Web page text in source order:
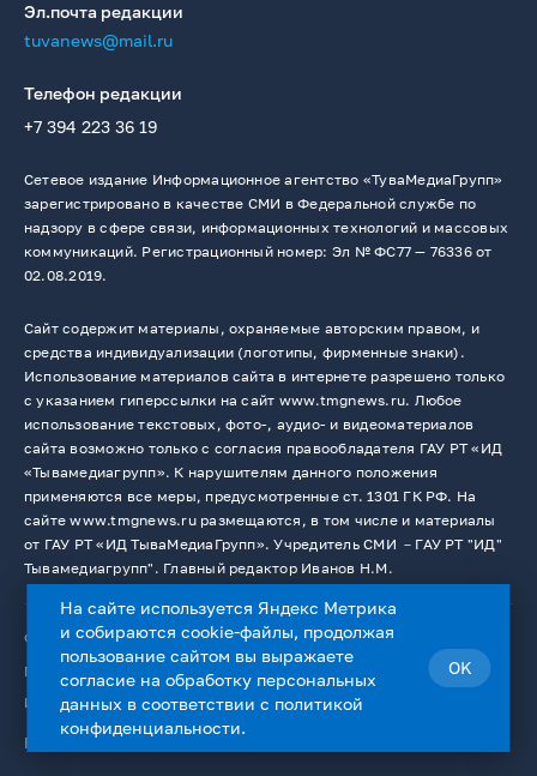
Эл.почта редакции
tuvanews@mail.ru
Телефон редакции
+7 394 223 36 19
Сетевое издание Информационное агентство «ТуваМедиаГрупп»
зарегистрировано в качестве СМИ в Федеральной службе по
надзору в сфере связи, информационных технологий и массовых
коммуникаций. Регистрационный номер: Эл № ФС77 — 76336 от
02.08.2019.
Сайт содержит материалы, охраняемые авторским правом, и
средства индивидуализации (логотипы, фирменные знаки).
Использование материалов сайта в интернете разрешено только
с указанием гиперссылки на сайт www.tmgnews.ru. Любое
использование текстовых, фото-, аудио- и видеоматериалов
сайта возможно только с согласия правообладателя ГАУ РТ «ИД
«Тывамедиагрупп». К нарушителям данного положения
применяются все меры, предусмотренные ст. 1301 ГК РФ. На
сайте www.tmgnews.ru размещаются, в том числе и материалы
от ГАУ РТ «ИД ТываМедиаГрупп». Учредитель СМИ －ГАУ РТ "ИД"
Тывамедиагрупп". Главный редактор Иванов Н.М.
© 2026. Все права защищены.
12+
Пользовательское соглашение
Использование cookie-файлов
Работает на
На сайте используется Яндекс Метрика
и собираются cookie-файлы, продолжая
пользование сайтом вы выражаете
согласие наобработку персональных
данных в соответствии с политикой
конфиденциальности.
OK